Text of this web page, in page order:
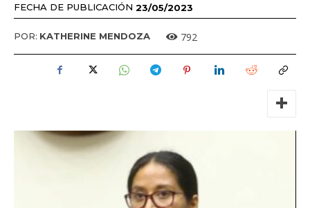
FECHA DE PUBLICACIÓN 23/05/2023
POR: KATHERINE MENDOZA 792